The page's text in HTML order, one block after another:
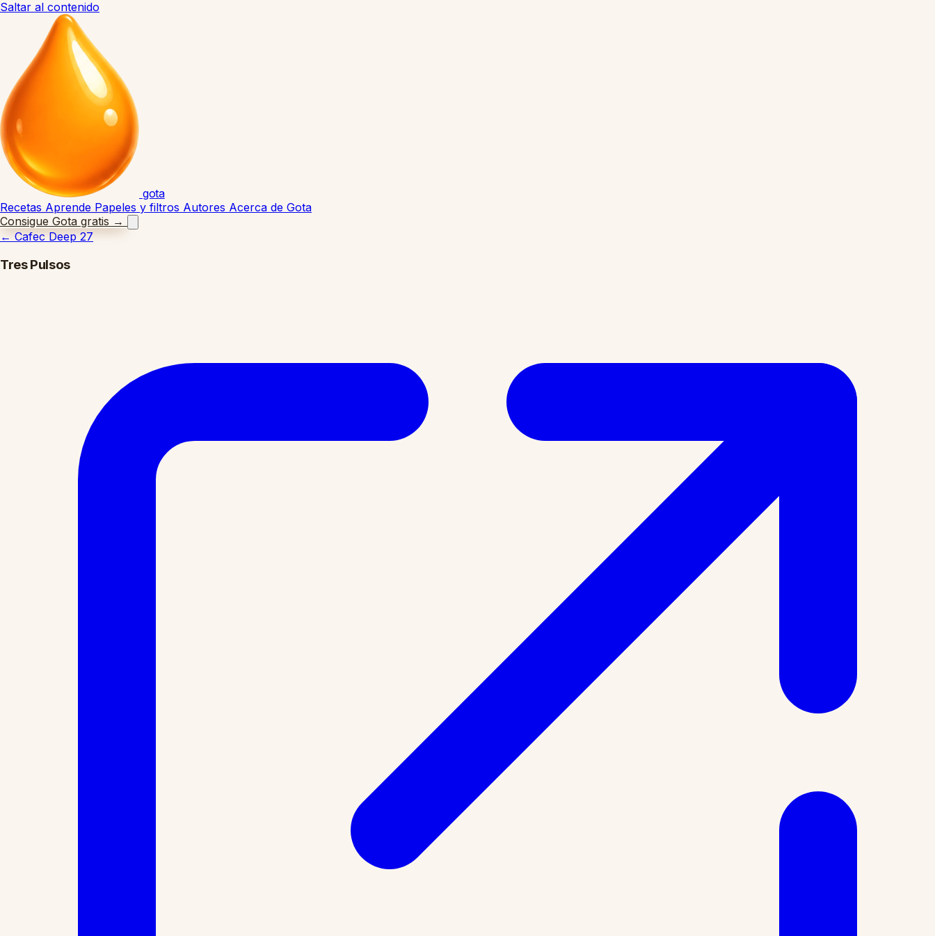
Saltar al contenido
gota
Recetas Aprende Papeles y filtros Autores Acerca de Gota
Consigue Gota gratis →
← Cafec Deep 27
Tres Pulsos